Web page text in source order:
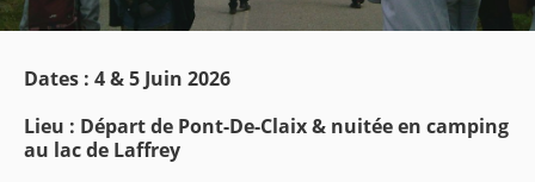
Dates : 4 & 5 Juin 2026
Lieu : Départ de Pont-De-Claix & nuitée en camping
au lac de Laffrey